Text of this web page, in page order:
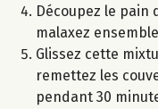
Découpez le pain
malaxez
Glissez cette
remettez les
pendant 30